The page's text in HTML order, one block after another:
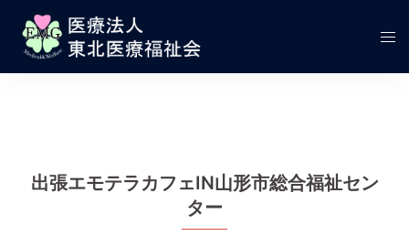
ト
出張エモテラカフェIN山形市総合福祉セン
ター